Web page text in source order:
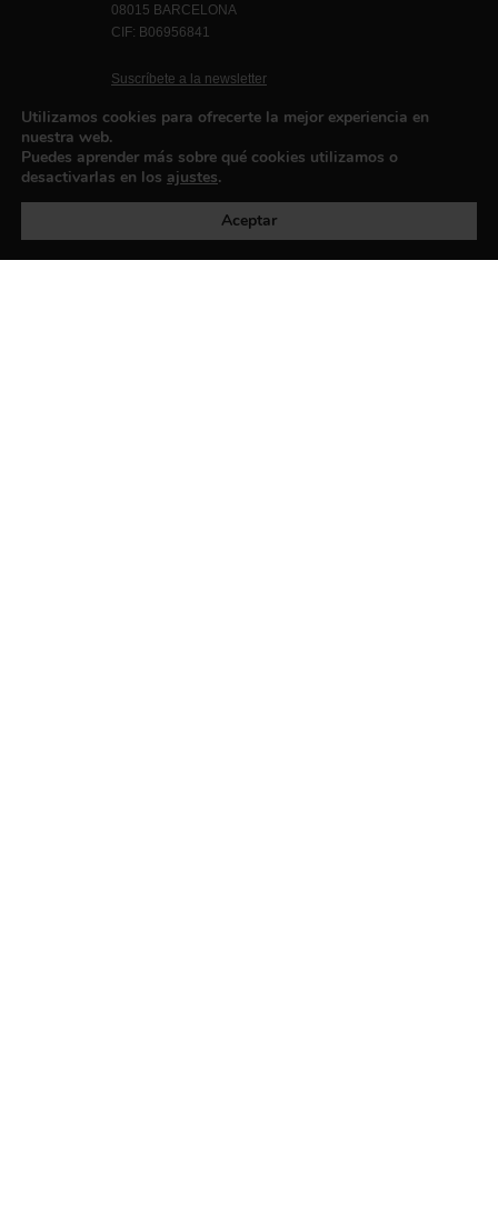
08015 BARCELONA
CIF: B06956841
Suscríbete a la newsletter
Política de privacidad
Utilizamos cookies para ofrecerte la mejor experiencia en
nuestra web.
Puedes aprender más sobre qué cookies utilizamos o
desactivarlas en los ajustes.
Aceptar